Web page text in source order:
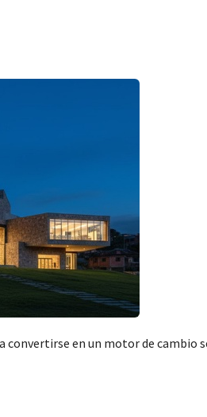
convertirse en un motor de cambio